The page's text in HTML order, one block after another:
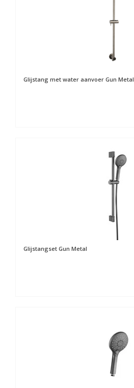
Glijstang met water aanvoer Gun Metal
Glijstangset Gun Metal